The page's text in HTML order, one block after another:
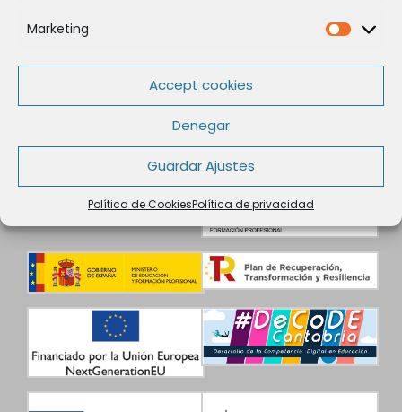
Marketing
Accept cookies
Denegar
Guardar Ajustes
Política de CookiesPolítica de privacidad
Política de privacidad
Condiciones de contratación
Datos de Contacto